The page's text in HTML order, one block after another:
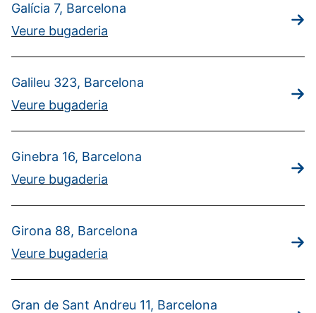
Galícia 7, Barcelona
Veure bugaderia
Galileu 323, Barcelona
Veure bugaderia
Ginebra 16, Barcelona
Veure bugaderia
Girona 88, Barcelona
Veure bugaderia
Gran de Sant Andreu 11, Barcelona